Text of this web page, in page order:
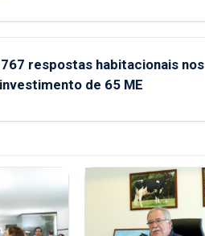
767 respostas habitacionais nos
de 65 ME